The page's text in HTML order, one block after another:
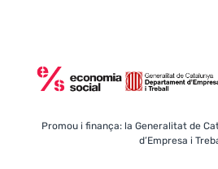
Promou i finança: la Generalitat de
d’Empresa i